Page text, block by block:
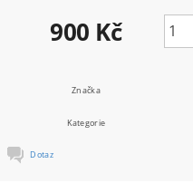
900 Kč
Značka
Kategorie
Dotaz